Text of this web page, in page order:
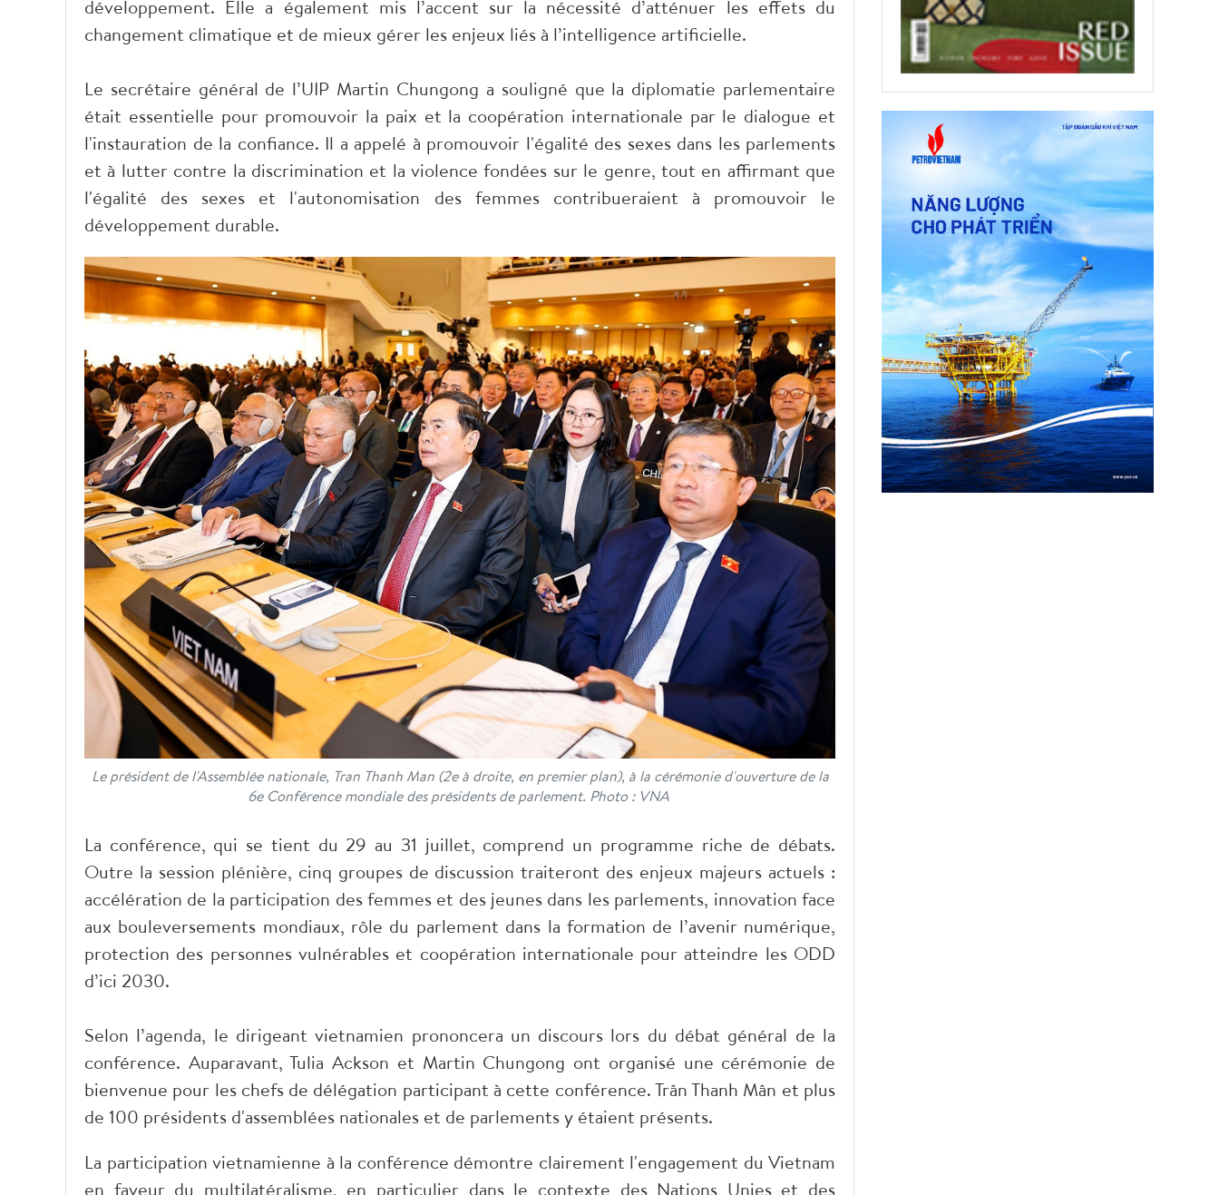
développement. Elle a également mis l’accent sur la nécessité d’atténuer les effets du
changement climatique et de mieux gérer les enjeux liés à l’intelligence artificielle.
Le secrétaire général de l’UIP Martin Chungong a souligné que la diplomatie parlementaire
était essentielle pour promouvoir la paix et la coopération internationale par le dialogue et
l'instauration de la confiance. Il a appelé à promouvoir l'égalité des sexes dans les parlements
et à lutter contre la discrimination et la violence fondées sur le genre, tout en affirmant que
l'égalité des sexes et l'autonomisation des femmes contribueraient à promouvoir le
développement durable.
Le président de l'Assemblée nationale, Tran Thanh Man (2e à droite, en premier plan), à la cérémonie d'ouverture de la
6e Conférence mondiale des présidents de parlement. Photo : VNA
La conférence, qui se tient du 29 au 31 juillet, comprend un programme riche de débats.
Outre la session plénière, cinq groupes de discussion traiteront des enjeux majeurs actuels :
accélération de la participation des femmes et des jeunes dans les parlements, innovation face
aux bouleversements mondiaux, rôle du parlement dans la formation de l’avenir numérique,
protection des personnes vulnérables et coopération internationale pour atteindre les ODD
d’ici 2030.
Selon l’agenda, le dirigeant vietnamien prononcera un discours lors du débat général de la
conférence. Auparavant, Tulia Ackson et Martin Chungong ont organisé une cérémonie de
bienvenue pour les chefs de délégation participant à cette conférence. Trân Thanh Mân et plus
de 100 présidents d'assemblées nationales et de parlements y étaient présents.
La participation vietnamienne à la conférence démontre clairement l'engagement du Vietnam
en faveur du multilatéralisme, en particulier dans le contexte des Nations Unies et des